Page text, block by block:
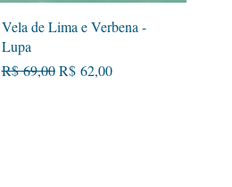
Visualização rápida
Vela de Lima e Verbena -
Lupa
Preço normal
R$ 69,00 Preço promocional
R$ 62,00